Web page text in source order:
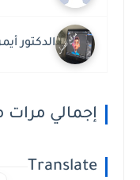
الدكتور
إجمالي
Translate